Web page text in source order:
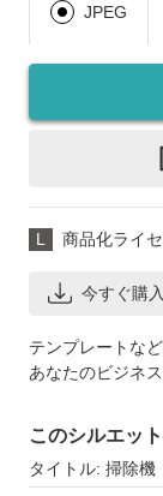
JPEG
L 商品化ライ
今すぐ購入
テンプレートな
あなたのビジネ
このシルエッ
タイトル: 掃除機